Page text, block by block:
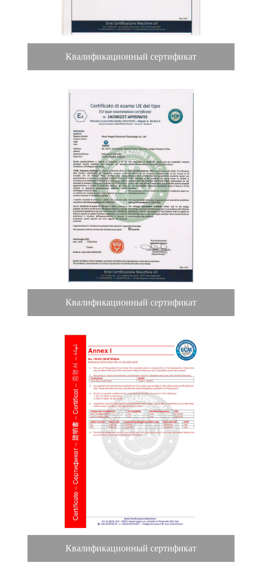
Квалификационный сертификат
Квалификационный сертификат
Квалификационный сертификат